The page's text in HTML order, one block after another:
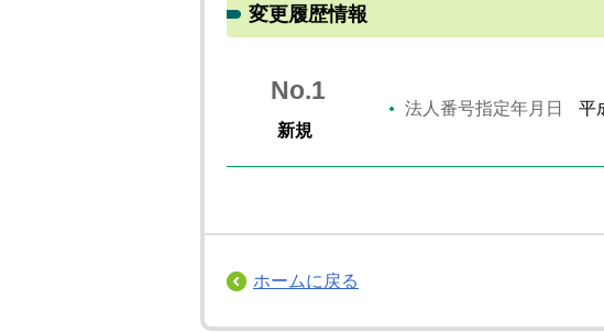
変更履歴情報
No.1
新規
法人番号指定年月日 平
ホームに戻る